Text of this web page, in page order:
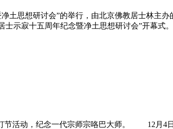
净土思想研讨会”的举行，由北京佛教居士林主办
示寂十五周年纪念暨净土思想研讨会”开幕式
活动， 纪念一代宗师宗咯巴大师。 12月4日